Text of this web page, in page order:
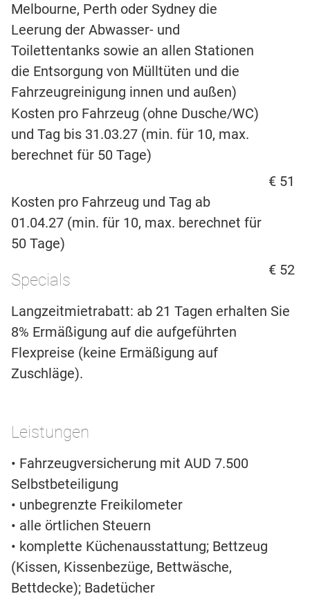
Melbourne, Perth oder Sydney die
Leerung der Abwasser- und
Toilettentanks sowie an allen Stationen
die Entsorgung von Mülltüten und die
Fahrzeugreinigung innen und außen)
Kosten pro Fahrzeug (ohne Dusche/WC)
und Tag bis 31.03.27 (min. für 10, max.
berechnet für 50 Tage)
€ 51
Kosten pro Fahrzeug und Tag ab
01.04.27 (min. für 10, max. berechnet für
50 Tage)
€ 52
Specials
Langzeitmietrabatt: ab 21 Tagen erhalten Sie
8% Ermäßigung auf die aufgeführten
Flexpreise (keine Ermäßigung auf
Zuschläge).
Leistungen
• Fahrzeugversicherung mit AUD 7.500
Selbstbeteiligung
• unbegrenzte Freikilometer
• alle örtlichen Steuern
• komplette Küchenausstattung; Bettzeug
(Kissen, Kissenbezüge, Bettwäsche,
Bettdecke); Badetücher